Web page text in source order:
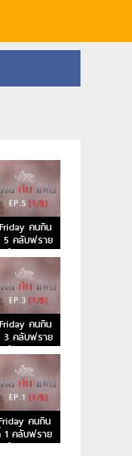
คนกิน
คลับฟราย
ย์
คนกิน
คลับฟราย
ย์
คนกิน
คลับฟราย
ย์